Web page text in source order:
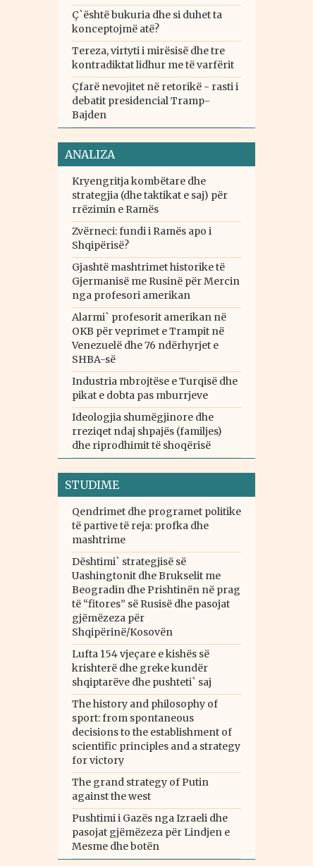
Ç`është bukuria dhe si duhet ta
konceptojmë atë?
Tereza, virtyti i mirësisë dhe tre
kontradiktat lidhur me të varfërit
Çfarë nevojitet në retorikë - rasti i
debatit presidencial Tramp-
Bajden
ANALIZA
Kryengritja kombëtare dhe
strategjia (dhe taktikat e saj) për
rrëzimin e Ramës
Zvërneci: fundi i Ramës apo i
Shqipërisë?
Gjashtë mashtrimet historike të
Gjermanisë me Rusinë për Mercin
nga profesori amerikan
Alarmi` profesorit amerikan në
OKB për veprimet e Trampit në
Venezuelë dhe 76 ndërhyrjet e
SHBA-së
Industria mbrojtëse e Turqisë dhe
pikat e dobta pas mburrjeve
Ideologjia shumëgjinore dhe
rreziqet ndaj shpajës (familjes)
dhe riprodhimit të shoqërisë
STUDIME
Qendrimet dhe programet politike
të partive të reja: profka dhe
mashtrime
Dështimi` strategjisë së
Uashingtonit dhe Brukselit me
Beogradin dhe Prishtinën në prag
të “fitores” së Rusisë dhe pasojat
gjëmëzeza për
Shqipërinë/Kosovën
Lufta 154 vjeçare e kishës së
krishterë dhe greke kundër
shqiptarëve dhe pushteti` saj
The history and philosophy of
sport: from spontaneous
decisions to the establishment of
scientific principles and a strategy
for victory
The grand strategy of Putin
against the west
Pushtimi i Gazës nga Izraeli dhe
pasojat gjëmëzeza për Lindjen e
Mesme dhe botën